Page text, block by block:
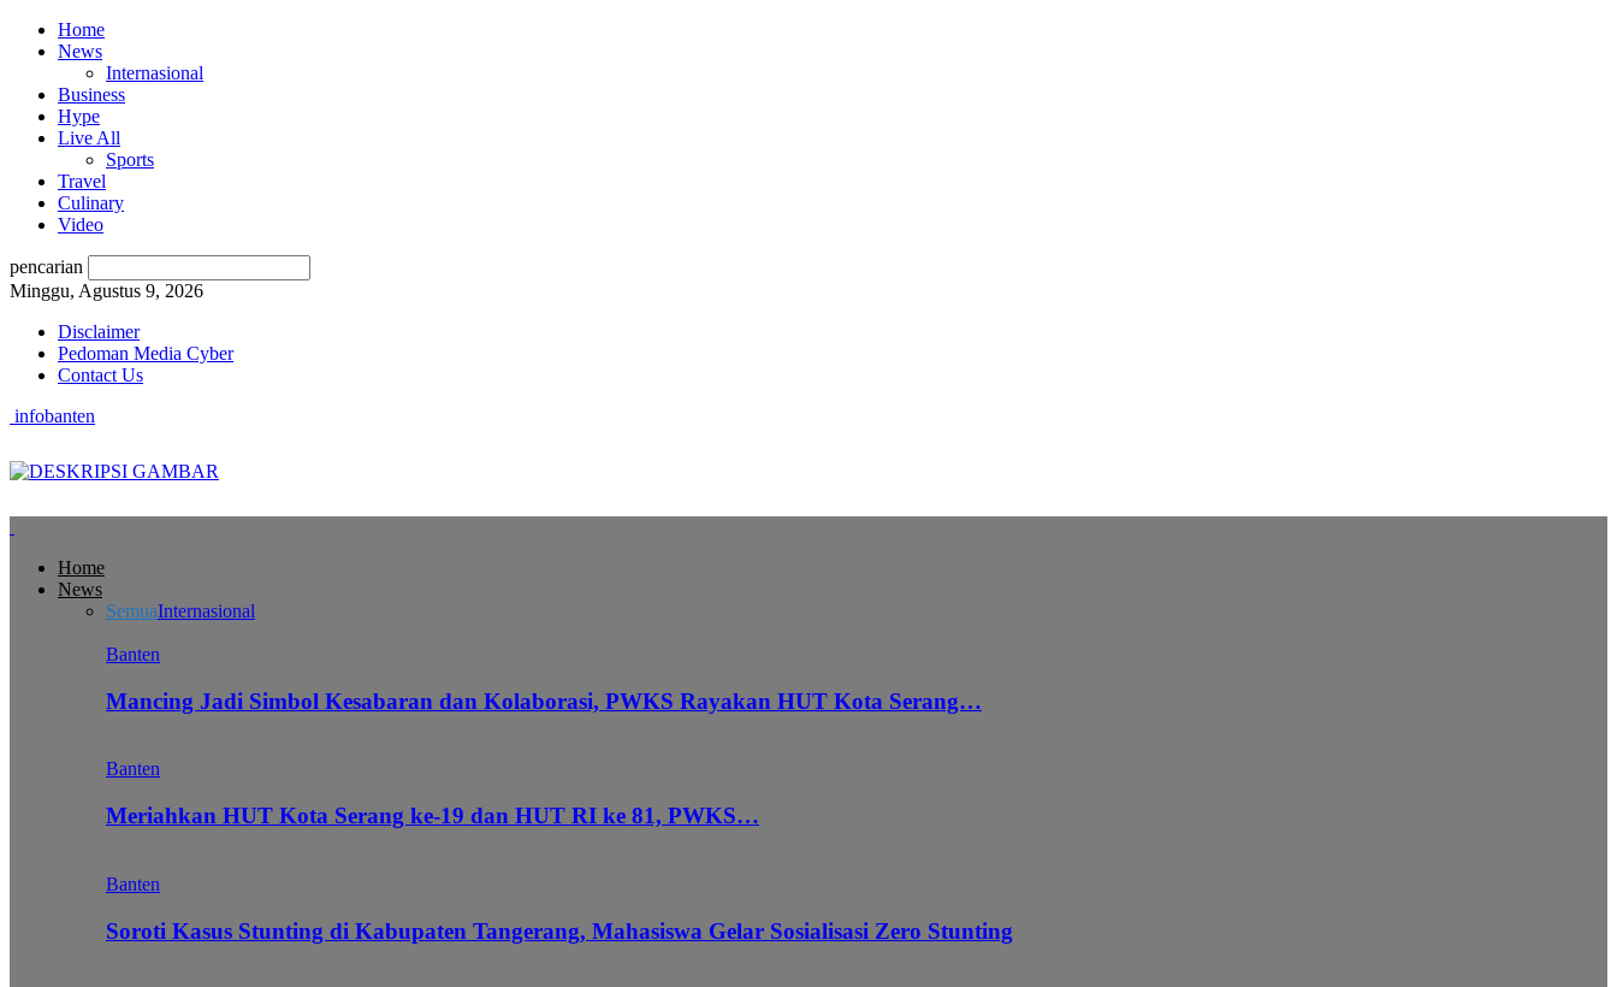
Home
News
Internasional
Business
Hype
Live All
Sports
Travel
Culinary
Video
pencarian
Minggu, Agustus 9, 2026
Disclaimer
Pedoman Media Cyber
Contact Us
infobanten
Home
News
SemuaInternasional
Banten
Mancing Jadi Simbol Kesabaran dan Kolaborasi, PWKS Rayakan HUT Kota Serang…
Banten
Meriahkan HUT Kota Serang ke-19 dan HUT RI ke 81, PWKS…
Banten
Soroti Kasus Stunting di Kabupaten Tangerang, Mahasiswa Gelar Sosialisasi Zero Stunting